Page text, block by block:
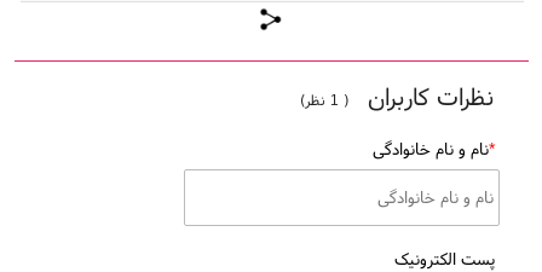
نظرات کاربران ( 1 نظر)
*نام و نام خانوادگی
پست الکترونیک